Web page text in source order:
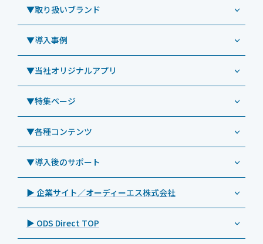
Windowsタブレット TW2A-NF9LTA
Windowsタブレット TW2A-N9LTA
Windowsタブレット TW2A-N9LT
Windowsタブレット TW2A-E9LT
Androidタブレット TA2C-NF8
Androidタブレット TA2C-NF8BL
Androidタブレット TA2C-CS8
Androidタブレット TA2C-CS8BL
Androidタブレット TA2C-DR94G
Androidタブレット TA2C-M8AC
Androidタブレット TA2C-M8
コールセンター
CRMシステム「カイゼンコール」
リペアサービス
教育機関向けiPad修理パック
社内ヘルプデスク代行サービス
教育機関向けiPad管理運用パック
教育機関向けICT支援ソリューション
教育機関向けネットワーク機器導入保守
キッティング
自治体向けDXソリューションサービス
法人向けiPad修理＆デバイス買取サービス
▼取り扱いブランド
ODS（オーディーエス）
LG（エルジー）
ViewSonic（ビューソニック）
PHILIPS（フィリップス）
DynaScan（ダイナスキャン）
SAMSUNG（サムスン）
Goodview（グッドビュー）
Cloudpoint（クラウドポイント）
BenQ（ベンキュー）
Magconn（マグコン）
▼導入事例
導入事例（業務用タブレット、デジタルサイネージほか）
事例：業務用タブレット端末
事例：業務用サイネージ・プロジェクター
事例：業務用オーディオ・その他AV機器
事例：サービス
▼当社オリジナルアプリ
業務効率化アプリ「NFCオプティマイザー」
サポート支援アプリ「ログ送信アプリ」
MDMアプリ「Tablet Control」
▼特集ページ
業務用タブレット
>特長1：USB Type-Aポート
>特長2：microHDMIポート
>特長3：AC常時給電タイプ
>飲食向けタブレット
>ホテル向けタブレット
▼各種コンテンツ
特集記事
製品カタログ
プレスリリース
製品写真
▼導入後のサポート
オーディーエスPCカスタマーセンター
▶ 企業サイト／オーディーエス株式会社
▶ ODS Direct TOP